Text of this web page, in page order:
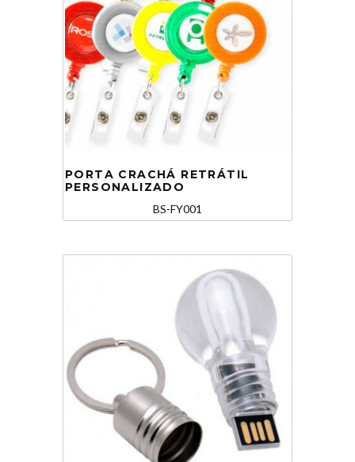
PORTA CRACHÁ RETRÁTIL
PERSONALIZADO
BS-FY001